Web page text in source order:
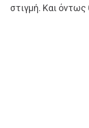
στιγμή. Και